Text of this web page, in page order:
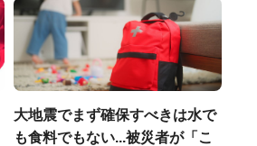
大地震でまず確保すべきは水で
も食料でもない...被災者が「こ